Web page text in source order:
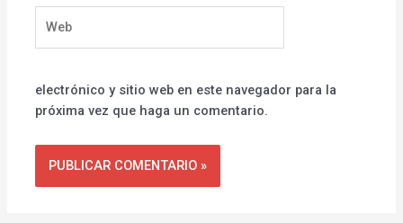
electrónico y sitio web en este navegador para la
próxima vez que haga un comentario.